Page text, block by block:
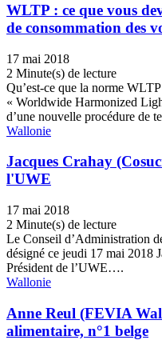
WLTP : ce que vous
de consommation des
17 mai 2018
2 Minute(s) de lecture
Qu’est-ce que la norme
« Worldwide Harmonized
d’une nouvelle procédure de
Wallonie
Jacques Crahay
l'UWE
17 mai 2018
2 Minute(s) de lecture
Le Conseil d’Administration
désigné ce jeudi 17 mai 2018
Président de l’UWE….
Wallonie
Anne Reul (FEVIA
alimentaire, n°1 belge